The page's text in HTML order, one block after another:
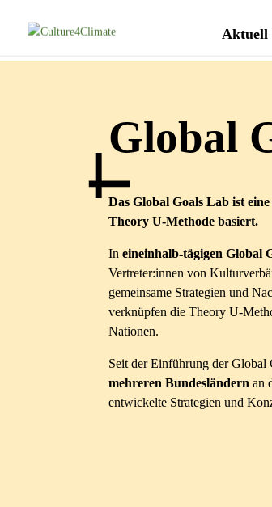
Aktuell
Global
Das Global Goals Lab ist
Theory U-Methode basiert.
Ineineinhalb-tägigen Global
Vertreter:innen von
gemeinsame Strategien und
verknüpfen die Theory U-
Nationen.
Seit der Einführung der
mehreren Bundesländern an
entwickelte Strategien und